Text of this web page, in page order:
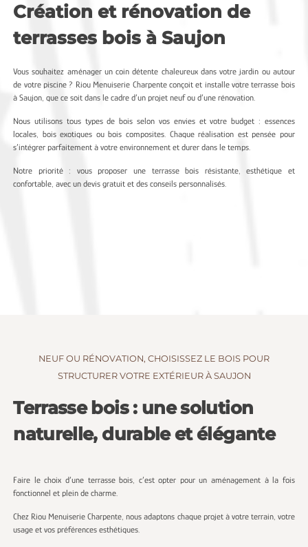
Création et rénovation de
terrasses bois à Saujon
Vous souhaitez aménager un coin détente chaleureux dans votre jardin ou autour
de votre piscine ? Riou Menuiserie Charpente conçoit et installe votre terrasse bois
à Saujon, que ce soit dans le cadre d’un projet neuf ou d’une rénovation.
Nous utilisons tous types de bois selon vos envies et votre budget : essences
locales, bois exotiques ou bois composites. Chaque réalisation est pensée pour
s’intégrer parfaitement à votre environnement et durer dans le temps.
Notre priorité : vous proposer une terrasse bois résistante, esthétique et
confortable, avec un devis gratuit et des conseils personnalisés.
NEUF OU RÉNOVATION, CHOISISSEZ LE BOIS POUR
STRUCTURER VOTRE EXTÉRIEUR À SAUJON
Terrasse bois : une solution
naturelle, durable et élégante
Faire le choix d’une terrasse bois, c’est opter pour un aménagement à la fois
fonctionnel et plein de charme.
Chez Riou Menuiserie Charpente, nous adaptons chaque projet à votre terrain, votre
usage et vos préférences esthétiques.